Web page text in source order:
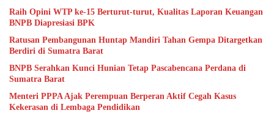
Raih Opini WTP ke-15 Berturut-turut, Kualitas Laporan Keuangan
BNPB Diapresiasi BPK
Ratusan Pembangunan Huntap Mandiri Tahan Gempa Ditargetkan
Berdiri di Sumatra Barat
BNPB Serahkan Kunci Hunian Tetap Pascabencana Perdana di
Sumatra Barat
Menteri PPPA Ajak Perempuan Berperan Aktif Cegah Kasus
Kekerasan di Lembaga Pendidikan